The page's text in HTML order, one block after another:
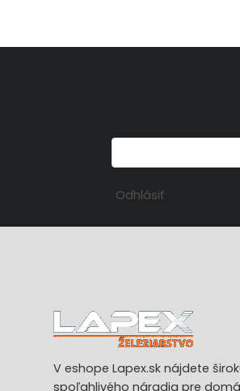
Odhlásiť
V eshope Lapex.sk nájdete
spoľahlivého náradia pre